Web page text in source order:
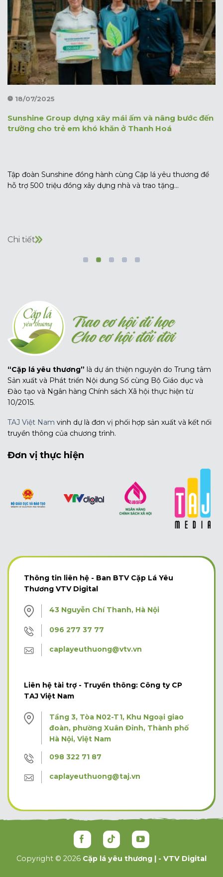
18/07/2025
Sunshine Group dựng xây mái ấm và nâng bước đến
trường cho trẻ em khó khăn ở Thanh Hoá
Tập đoàn Sunshine đồng hành cùng Cặp lá yêu thương để
hỗ trợ 500 triệu đồng xây dựng nhà và trao tặng...
Chi tiết
“Cặp lá yêu thương” là dự án thiện nguyện do Trung tâm
Sản xuất và Phát triển Nội dung Số cùng Bộ Giáo dục và
Đào tạo và Ngân hàng Chính sách Xã hội thực hiện từ
10/2015.
TAJ Việt Nam vinh dự là đơn vị phối hợp sản xuất và kết nối
truyền thông của chương trình.
Đơn vị thực hiện
Thông tin liên hệ - Ban BTV Cặp Lá Yêu
Thương VTV Digital
43 Nguyễn Chí Thanh, Hà Nội
096 277 37 77
caplayeuthuong@vtv.vn
Liên hệ tài trợ - Truyền thông: Công ty CP
TAJ Việt Nam
Tầng 3, Tòa N02-T1, Khu Ngoại giao
đoàn, phường Xuân Đỉnh, Thành phố
Hà Nội, Việt Nam
098 322 71 87
caplayeuthuong@taj.vn
Copyright © 2026 Cặp lá yêu thương | - VTV Digital